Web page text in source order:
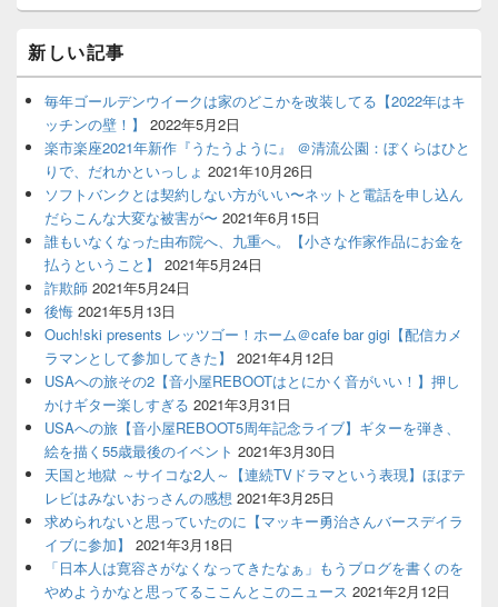
新しい記事
毎年ゴールデンウイークは家のどこかを改装してる【2022年はキ
ッチンの壁！】
2022年5月2日
楽市楽座2021年新作『うたうように』 ＠清流公園：ぼくらはひと
りで、だれかといっしょ 2021年10月26日
ソフトバンクとは契約しない方がいい〜ネットと電話を申し込ん
だらこんな大変な被害が〜 2021年6月15日
誰もいなくなった由布院へ、九重へ。【小さな作家作品にお金を
払うということ】
2021年5月24日
詐欺師 2021年5月24日
後悔 2021年5月13日
Ouch!ski presents レッツゴー！ホーム＠cafe bar gigi【配信カメ
ラマンとして参加してきた】
2021年4月12日
USAへの旅その2【音小屋REBOOTはとにかく音がいい！】押し
かけギター楽しすぎる 2021年3月31日
USAへの旅【音小屋REBOOT5周年記念ライブ】ギターを弾き、
絵を描く55歳最後のイベント 2021年3月30日
天国と地獄 ～サイコな2人～【連続TVドラマという表現】ほぼテ
レビはみないおっさんの感想 2021年3月25日
求められないと思っていたのに【マッキー勇治さんバースデイラ
イブに参加】
2021年3月18日
「日本人は寛容さがなくなってきたなぁ」もうブログを書くのを
やめようかなと思ってるここんとこのニュース 2021年2月12日